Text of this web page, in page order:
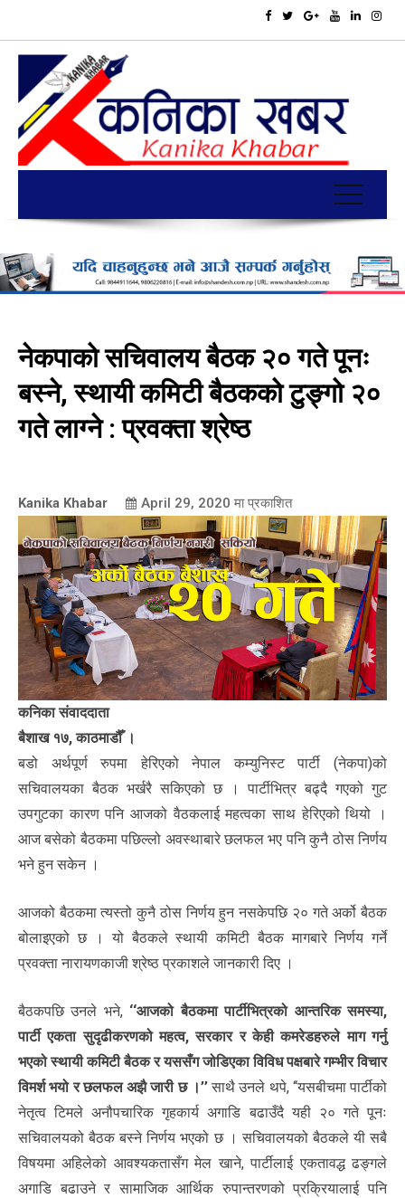
नेकपाको सचिवालय बैठक २० गते पूनः
बस्ने, स्थायी कमिटी बैठकको टुङ्गो २०
गते लाग्ने : प्रवक्ता श्रेष्ठ
Kanika Khabar April 29, 2020 मा प्रकाशित
कनिका संवाददाता
बैशाख १७, काठमाडौँ ।
बडो अर्थपूर्ण रुपमा हेरिएको नेपाल कम्युनिस्ट पार्टी (नेकपा)को
सचिवालयका बैठक भर्खरै सकिएको छ । पार्टीभित्र बढ्दै गएको गुट
उपगुटका कारण पनि आजको वैठकलाई महत्वका साथ हेरिएको थियो ।
आज बसेको बैठकमा पछिल्लो अवस्थाबारे छलफल भए पनि कुनै ठोस निर्णय
भने हुन सकेन ।
आजको बैठकमा त्यस्तो कुनै ठोस निर्णय हुन नसकेपछि २० गते अर्को बैठक
बोलाइएको छ । यो बैठकले स्थायी कमिटी बैठक मागबारे निर्णय गर्ने
प्रवक्ता नारायणकाजी श्रेष्ठ प्रकाशले जानकारी दिए ।
बैठकपछि उनले भने,‘‘आजको बैठकमा पार्टीभित्रको आन्तरिक समस्या,
पार्टी एकता सुदृढीकरणको महत्व, सरकार र केही कमरेडहरुले माग गर्नु
भएको स्थायी कमिटी बैठक र यससँग जोडिएका विविध पक्षबारे गम्भीर विचार
विमर्श भयो र छलफल अझै जारी छ ।’’साथै उनले थपे, ‘‘यसबीचमा पार्टीको
नेतृत्व टिमले अनौपचारिक गृहकार्य अगाडि बढाउँदै यही २० गते पूनः
सचिवालयको बैठक बस्ने निर्णय भएको छ । सचिवालयको बैठकले यी सबै
विषयमा अहिलेको आवश्यकतासँग मेल खाने, पार्टीलाई एकतावद्ध ढङ्गले
अगाडि बढाउने र सामाजिक आर्थिक रुपान्तरणको प्रक्रियालाई पनि